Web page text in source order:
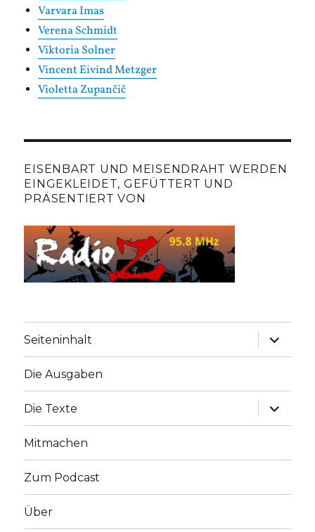
Varvara Imas
Verena Schmidt
Viktoria Solner
Vincent Eivind Metzger
Violetta Zupančič
EISENBART UND MEISENDRAHT WERDEN
EINGEKLEIDET, GEFÜTTERT UND
PRÄSENTIERT VON
Seiteninhalt
Die Ausgaben
Die Texte
Mitmachen
Zum Podcast
Über